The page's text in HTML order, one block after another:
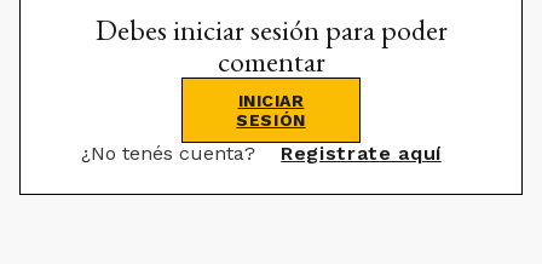
Debes iniciar sesión para poder
comentar
INICIAR
SESIÓN
¿No tenés cuenta? Registrate aquí